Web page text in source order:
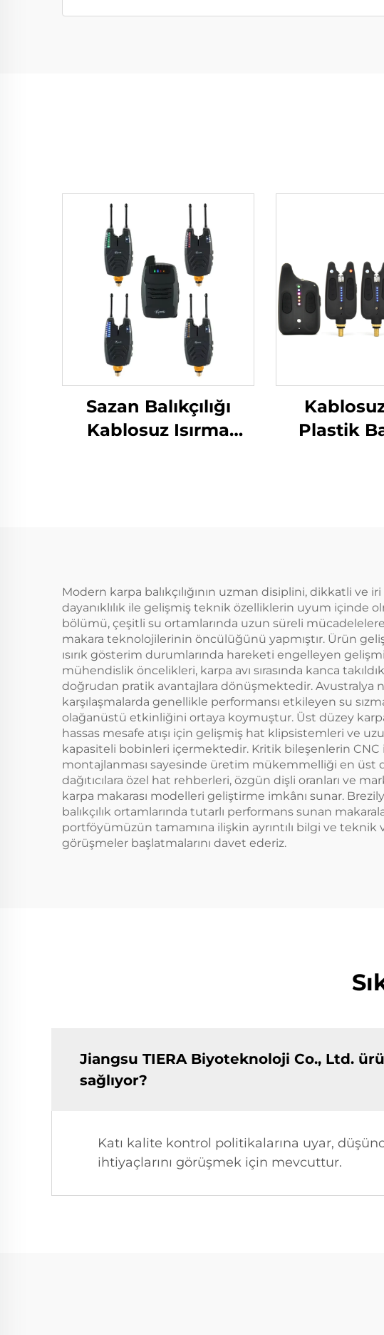
Sazan Balıkçılığı
Kablosuz Isırma
Plastik
Modern karpa balıkçılığının uzman disiplini, dikkatli
dayanıklılık ile gelişmiş teknik özelliklerin uyum içinde
bölümü, çeşitli su ortamlarında uzun süreli
makara teknolojilerinin öncülüğünü yapmıştır. Ürün
ısırık gösterim durumlarında hareketi engelleyen
mühendislik öncelikleri, karpa avı sırasında kanca
doğrudan pratik avantajlara dönüşmektedir. Avustralya
karşılaşmalarda genellikle performansı etkileyen su
olağanüstü etkinliğini ortaya koymuştur. Üst düzey
hassas mesafe atışı için gelişmiş hat klipsistemleri ve
kapasiteli bobinleri içermektedir. Kritik bileşenlerin CNC
montajlanması sayesinde üretim mükemmelliği en üst
dağıtıcılara özel hat rehberleri, özgün dişli oranları ve
karpa makarası modelleri geliştirme imkânı sunar.
balıkçılık ortamlarında tutarlı performans sunan
portföyümüzün tamamına ilişkin ayrıntılı bilgi ve teknik
görüşmeler başlatmalarını davet ederiz.
Jiangsu TIERA Biyoteknoloji Co., Ltd.
sağlıyor?
Katı kalite kontrol politikalarına uyar,
ihtiyaçlarını görüşmek için mevcuttur.